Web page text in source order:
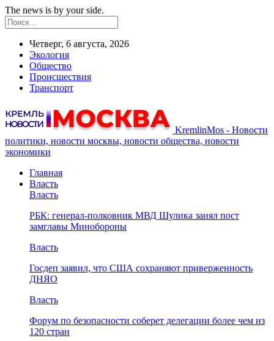
The news is by your side.
Четверг, 6 августа, 2026
Экология
Общество
Происшествия
Транспорт
KremlinMos - Новости
политики, новости москвы, новости общества, новости
экономики
Главная
Власть
Власть
РБК: генерал-полковник МВД Шулика занял пост
замглавы Минобороны
Власть
Госдеп заявил, что США сохраняют приверженность
ДНЯО
Власть
Форум по безопасности соберет делегации более чем из
120 стран